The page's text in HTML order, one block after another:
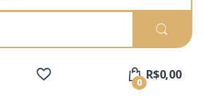
0
R$0,00